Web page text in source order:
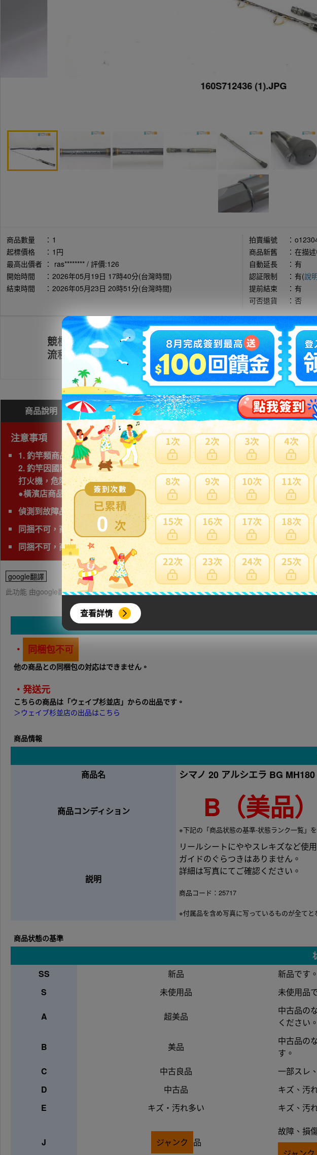
0
查看詳情
160S712436 (1).JPG
商品數量 ： 1
起標價格
： 1円
最高出價者 ： ras******** / 評價:126
開始時間
： 2026年05月19日 17時40分(台灣時間)
結束時間
： 2026年05月23日 20時51分(台灣時間)
拍賣編號 ：
商品新舊
： 在描
自動延長
： 有
認証限制
： 有(說
提前結束
： 有
可否退貨
： 否
競標
流程
註冊會員 出價競
商品說明 問與答(0) 費用試算 問題商品反映流
注意事項
1. 釣竿類商品，若三邊長度總和超過180cm以上為大型商品，使用空運會產生材
2. 釣竿因國際運送經常發生破損，因此若非紙箱包裝，日本會主動加一個紙箱包裝
打火機，危險物品，運輸公司禁止運送，因此無法協助購買。
●橫濱店商品已不包含在獨家優惠對象中，還請會員留意●
偵測到故障品(垃圾品)、問題商品、可能無法修理字樣,下標前注意
同捆不可，商品會有獨立的日本運費。
同捆不可，商品會有獨立的日本運費
google翻譯
此功能 由google翻譯提供參考，樂淘不保證翻譯內容之正確性，詳細問題說明請使用商品問與答
・ 同梱包不可
他の商品との同梱包の対応はできません。
・発送元
こちらの商品は「ウェイブ杉並店」からの出品です。
＞ウェイブ杉並店の出品はこちら
商品情報
商品名
シマノ 20 アルシエラ BG
商品コンディション B（美品）
※下記の「商品状態の基準-状態ランク一覧」
説明
リールシートにややスレキズなど使
ガイドのぐらつきはありません。
詳細は写真にてご確認ください。
商品コード：25717
※付属品を含め写真に写っているものが全て
商品状態の基準
SS
新品
新品です
S
未使用品 未使用品
A 超美品
中古品の
ください。
B 美品
中古品の
す。
C
中古良品
一部スレ
D
中古品
キズ、汚
E
キズ・汚れ多い キズ、汚
J ジャンク 品
故障、損